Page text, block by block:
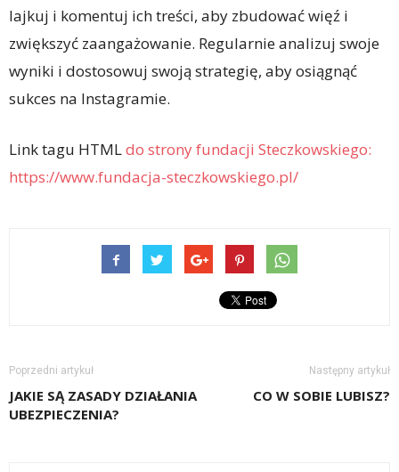
lajkuj i komentuj ich treści, aby zbudować więź i
zwiększyć zaangażowanie. Regularnie analizuj swoje
wyniki i dostosowuj swoją strategię, aby osiągnąć
sukces na Instagramie.
Link tagu HTMLdo strony fundacji Steczkowskiego:
https://www.fundacja-steczkowskiego.pl/
Poprzedni artykuł
JAKIE SĄ ZASADY DZIAŁANIA
UBEZPIECZENIA?
Następny artykuł
CO W SOBIE LUBISZ?